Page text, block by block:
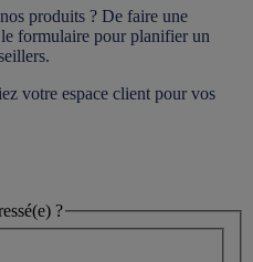
produits ? De faire une
formulaire pour planifier un
votre espace client pour vos
?